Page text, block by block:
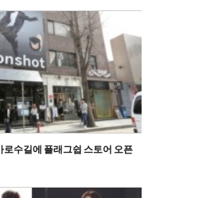
로수길에 플래그쉽 스토어 오픈